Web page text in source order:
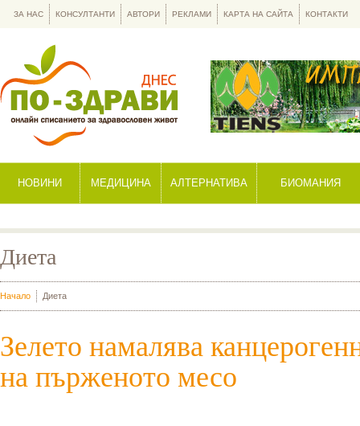
НОВИНИ МЕДИЦИНА АЛТЕРНАТИВА БИОМАНИЯ
ЗА НАС КОНСУЛТАНТИ АВТОРИ РЕКЛАМИ КАРТА НА САЙТА КОНТАКТИ
Диета
Начало Диета
Зелето намалява
на пърженото месо